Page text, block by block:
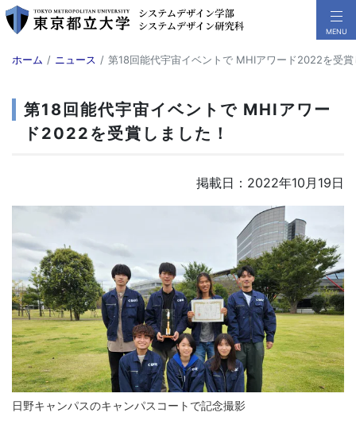
ホーム ニュース 第18回能代宇宙イベントで MHIアワード2022を受
第18回能代宇宙イベントで MHIアワー
ド2022を受賞しました！
掲載日：2022年10月19日
日野キャンパスのキャンパスコートで記念撮影